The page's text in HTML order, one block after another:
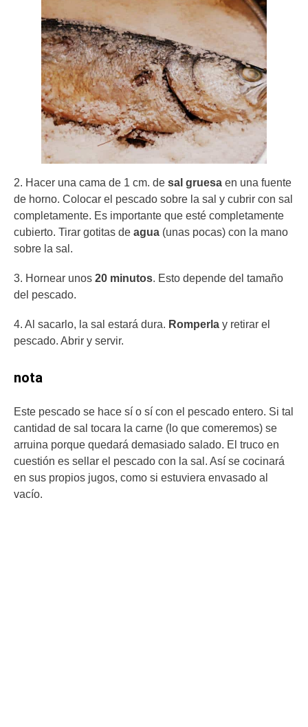
2. Hacer una cama de 1 cm. de sal gruesa en una fuente
de horno. Colocar el pescado sobre la sal y cubrir con sal
completamente. Es importante que esté completamente
cubierto. Tirar gotitas de agua (unas pocas) con la mano
sobre la sal.
3. Hornear unos 20 minutos. Esto depende del tamaño
del pescado.
4. Al sacarlo, la sal estará dura. Romperla y retirar el
pescado. Abrir y servir.
nota
Este pescado se hace sí o sí con el pescado entero. Si tal
cantidad de sal tocara la carne (lo que comeremos) se
arruina porque quedará demasiado salado. El truco en
cuestión es sellar el pescado con la sal. Así se cocinará
en sus propios jugos, como si estuviera envasado al
vacío.